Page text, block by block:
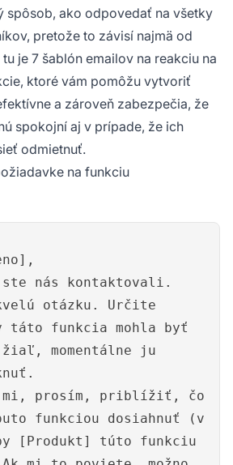
spôsob, ako odpovedať na všetky
pretože to závisí najmä od
je 7 šablón emailov na reakciu na
ktoré vám pomôžu vytvoriť
a zároveň zabezpečia, že
spokojní aj v prípade, že ich
odmietnuť.
na funkciu
ste nás kontaktovali.
otázku. Určite
táto funkcia mohla byť
momentálne ju
mi, prosím, priblížiť, čo
funkciou dosiahnuť (v
[Produkt] túto funkciu